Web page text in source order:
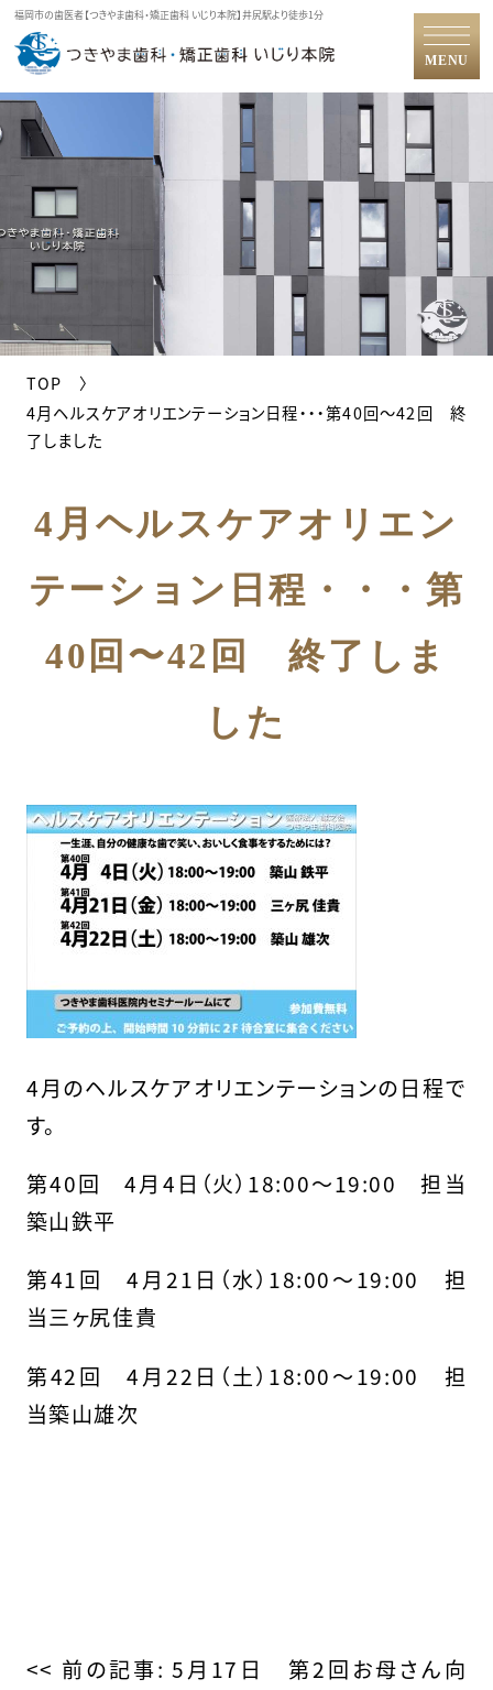
福岡市の歯医者【つきやま歯科・矯正歯科 いじり本院】井尻駅より徒歩1分
TOP
4月ヘルスケアオリエンテーション日程・・・第40回〜42回 終
了しました
4月ヘルスケアオリエン
テーション日程・・・第
40回〜42回 終了しま
した
4月のヘルスケアオリエンテーションの日程で
す。
第40回 4月4日（火）18:00〜19:00 担当
築山鉄平
第41回 4月21日（水）18:00〜19:00 担
当三ヶ尻佳貴
第42回 4月22日（土）18:00〜19:00 担
当築山雄次
の
<< 前の記事: 5月17日 第2回お母さん向
MENU